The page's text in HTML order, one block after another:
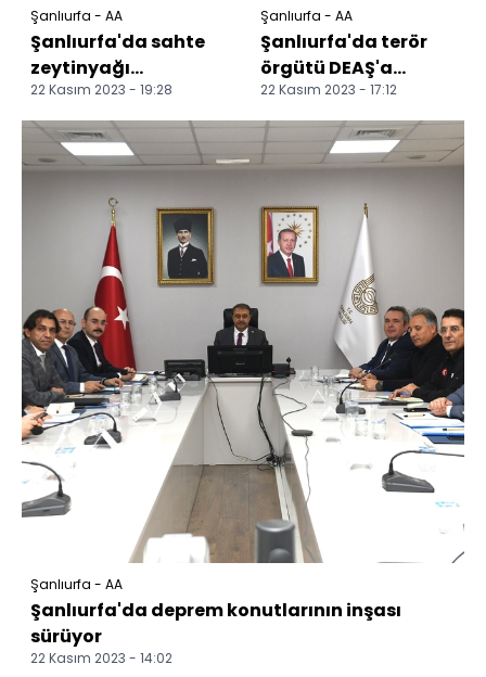
Şanlıurfa - AA
Şanlıurfa'da sahte
zeytinyağı
operasyonunda 1
şüpheli yakalandı
22 Kasım 2023 - 19:28
Şanlıurfa - AA
Şanlıurfa'da terör
örgütü DEAŞ'a
yönelik
operasyonda 1
şüpheli yakalandı
22 Kasım 2023 - 17:12
Şanlıurfa - AA
Şanlıurfa'da deprem konutlarının inşası
sürüyor
22 Kasım 2023 - 14:02